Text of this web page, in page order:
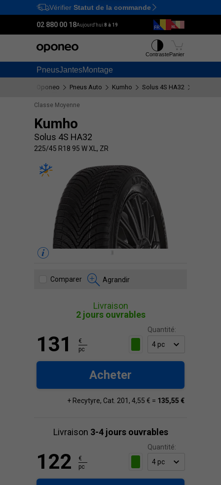
Ctrl M
Vérifier Statut de la commande
02 880 00 18Aujourd'hui:8 à 19
PneusJantesMontage
ContrastePanier
Oponeo Pneus Auto Kumho Solus 4S HA32
Classe Moyenne
Kumho
Solus 4S HA32
225/45 R18 95 W XL, ZR
Comparer Agrandir
Livraison
2 jours ouvrables
Quantité:
131
€
pc
Acheter
+ Recytyre, Cat. 201, 4,55 € = 135,55 €
Livraison 3-4 jours ouvrables
Quantité:
122
€
pc